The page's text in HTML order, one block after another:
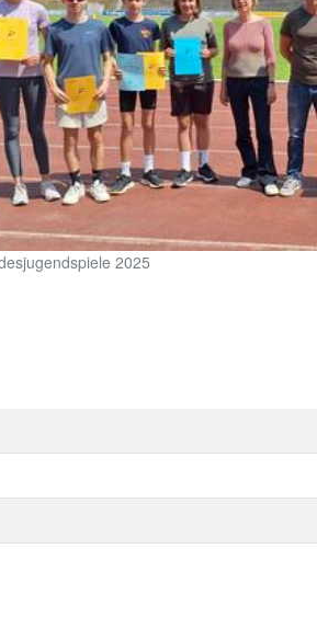
2025